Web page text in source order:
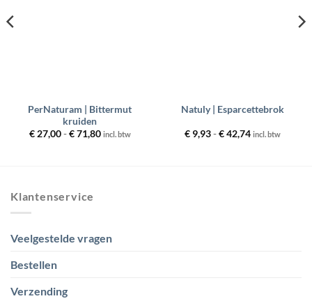
PerNaturam | Bittermut
kruiden
€27,00 - €71,80Prijsklasse:
incl. btw
Natuly | Esparcettebrok
€9,93 - €42,74Prijsklasse:
incl. btw
Klantenservice
Veelgestelde vragen
Bestellen
Verzending